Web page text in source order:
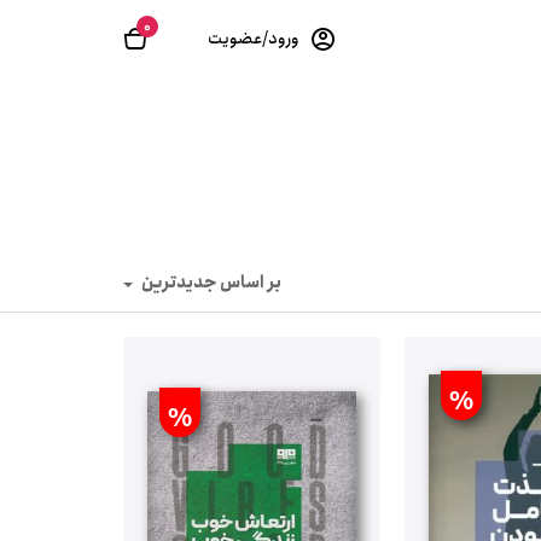
0 ورود/عضویت
بر اساس جدیدترین
%
%